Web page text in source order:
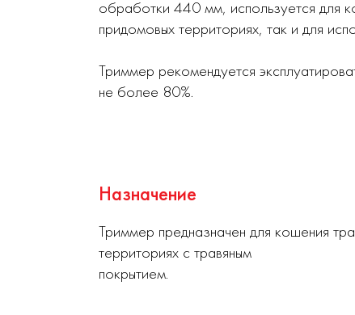
обработки 440 мм, используется для
придомовых территориях, так и для
Триммер рекомендуется
не более 80%.
Назначение
Триммер предназначен для кошения
территориях с травяным
покрытием.